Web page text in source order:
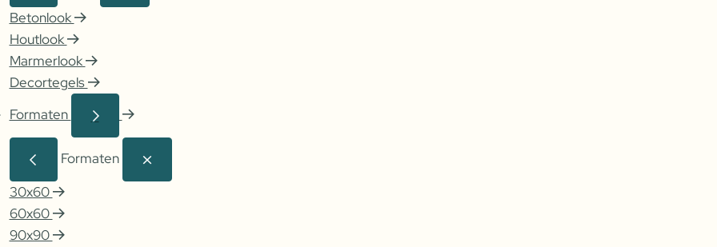
Betonlook
Houtlook
Marmerlook
Decortegels
Formaten
Formaten
30x60
60x60
90x90